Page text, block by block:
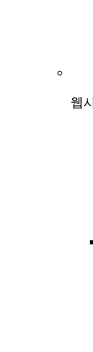
웹